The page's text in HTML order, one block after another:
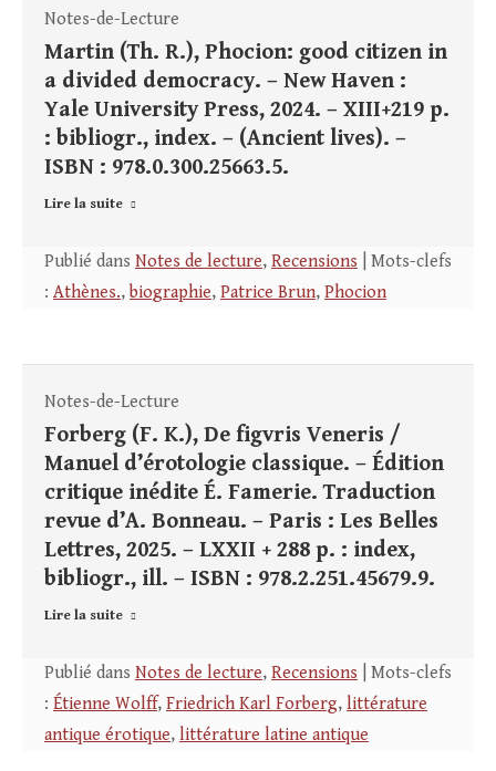
Notes-de-Lecture
Martin (Th. R.), Phocion: good citizen in
a divided democracy. – New Haven :
Yale University Press, 2024. – XIII+219 p.
: bibliogr., index. – (Ancient lives). –
ISBN : 978.0.300.25663.5.
Lire la suite
Publié dans Notes de lecture, Recensions | Mots-clefs
: Athènes., biographie, Patrice Brun, Phocion
Notes-de-Lecture
Forberg (F. K.), De figvris Veneris /
Manuel d’érotologie classique. – Édition
critique inédite É. Famerie. Traduction
revue d’A. Bonneau. – Paris : Les Belles
Lettres, 2025. – LXXII + 288 p. : index,
bibliogr., ill. – ISBN : 978.2.251.45679.9.
Lire la suite
Publié dans Notes de lecture, Recensions | Mots-clefs
: Étienne Wolff, Friedrich Karl Forberg, littérature
antique érotique, littérature latine antique